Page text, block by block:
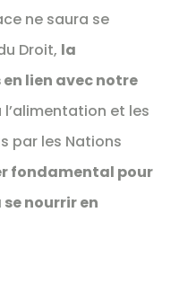
ne saura se
Droit, la
lien avec notre
et les
par les Nations
fondamental pour
nourrir en